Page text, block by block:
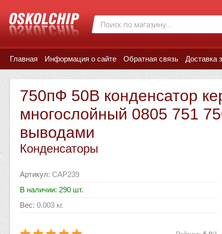
Главная Информация о сайте Обратная связь Доставка
750пФ 50В конденсатор
многослойный 0805 751
выводами
Конденсаторы
Артикул: CAP239
В наличии: 290 шт.
Вес: 0.003 кг.